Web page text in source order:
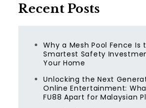
Recent Posts
Why a Mesh Pool Fence Is
Smartest Safety
Your Home
Unlocking the Next
Online Entertainment:
FU88 Apart for Malaysian